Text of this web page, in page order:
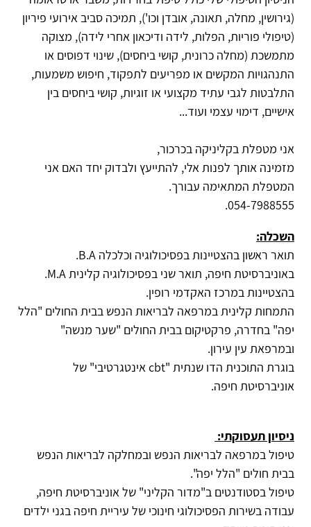
(גירושין, מחלה, תאונה, אובדן וכו'), תמיכה סביב אירועי פיריון
(טיפולי פוריות, הפלות, לידה ודיכאון אחרי לידה), מצוקה
מתמשכת (מחלה כרונית, קושי ביחסים), שינוי דפוסים או
התנהגויות המקשים או מפריעים לתפקוד, חיפוש משמעות,
התלבטות לגבי עתיד מקצועי או זוגיות, קושי ביחסים בין
אישיים, דימוי עצמי ועוד...
אני מטפלת בקליניקה בכרכור,
מזמינה אותך לפנות אלי, להתייעץ ולבדוק יחד האם אני
המטפלת המתאימה עבורך.
054-7988555.
השכלה:
תואר ראשון בהצטיינות בפסיכולוגיה וכלכלה B.A.
באוניברסיטת חיפה, תואר שני בפסיכולוגיה קלינית M.A.
בהצטיינות במרכז האקדמי רופין.
התמחות קלינית במרפאה לבריאות הנפש בבית החולים "הלל
יפה" בחדרה, פרקטיקום בבית החולים "שער מנשה"
ובמרפאת עין עירון.
בוגרת התוכנית הדו שנתית "cbt אינטגרטיבי" של
אוניברסיטת חיפה.
ניסיון תעסוקתי:
טיפול במרפאה לבריאות הנפש ובמחלקה לבריאות הנפש
בבית חולים "הלל יפה".
טיפול בסטודנטים ב"מדור הקליני" של אוניברסיטת חיפה,
עבודה בשירות הפסיכולוגי חינוכי של עיריית חיפה בגני ילדים